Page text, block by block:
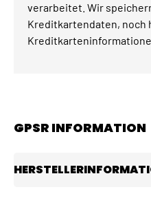
verarbeitet. Wir
Kreditkartendaten, noch
GPSR INFORMATION